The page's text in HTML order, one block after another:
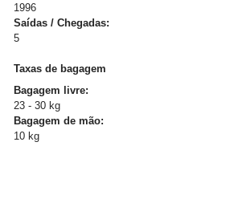
1996
Saídas / Chegadas:
5
Taxas de bagagem
Bagagem livre:
23 - 30 kg
Bagagem de mão:
10 kg